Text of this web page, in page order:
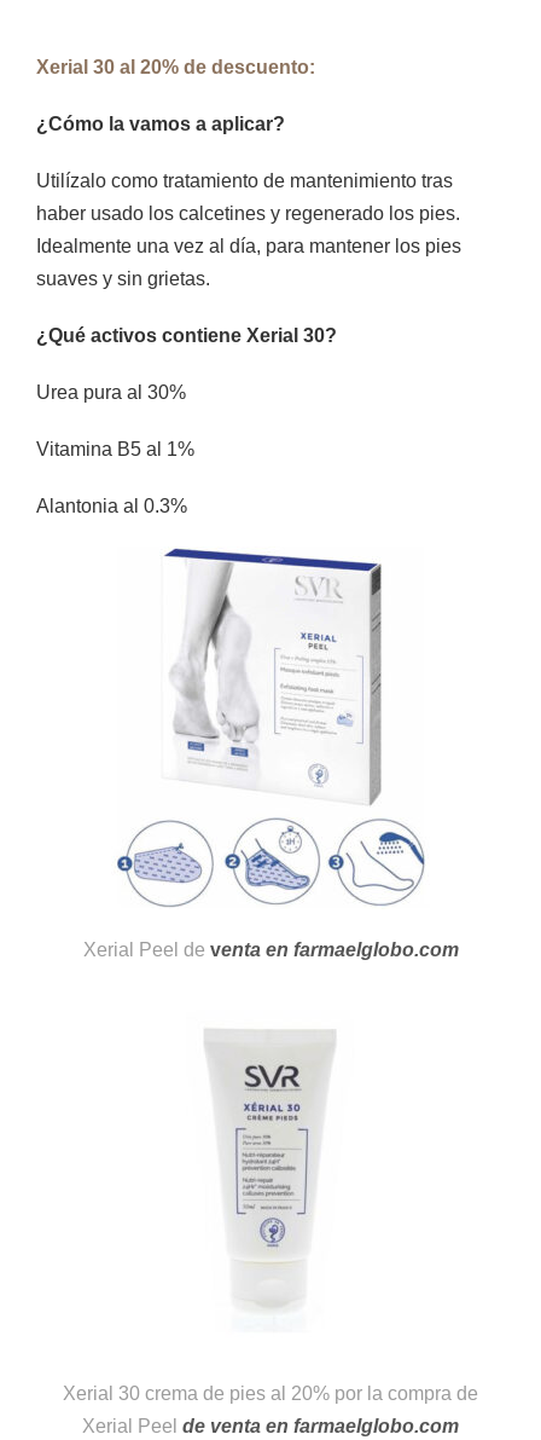
Xerial 30 al 20% de descuento:
¿Cómo la vamos a aplicar?
Utilízalo como tratamiento de mantenimiento tras
haber usado los calcetines y regenerado los pies.
Idealmente una vez al día, para mantener los pies
suaves y sin grietas.
¿Qué activos contiene Xerial 30?
Urea pura al 30%
Vitamina B5 al 1%
Alantonia al 0.3%
Xerial Peel de venta en farmaelglobo.com
Xerial 30 crema de pies al 20% por la compra de
Xerial Peel de venta en farmaelglobo.com